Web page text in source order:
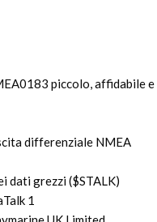
piccolo, affidabile e
differenziale NMEA
dati grezzi ($STALK)
1